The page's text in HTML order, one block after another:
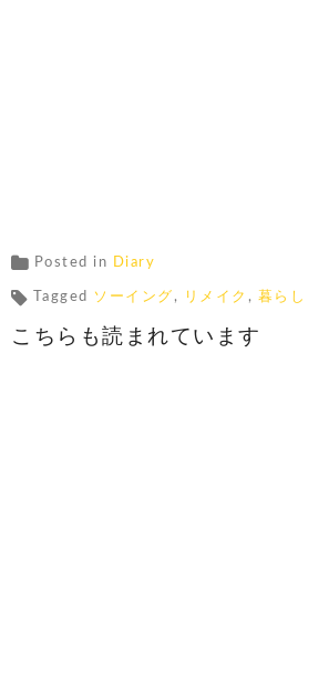
Posted in Diary
Tagged ソーイング , リメイク , 暮らし
こちらも読まれています